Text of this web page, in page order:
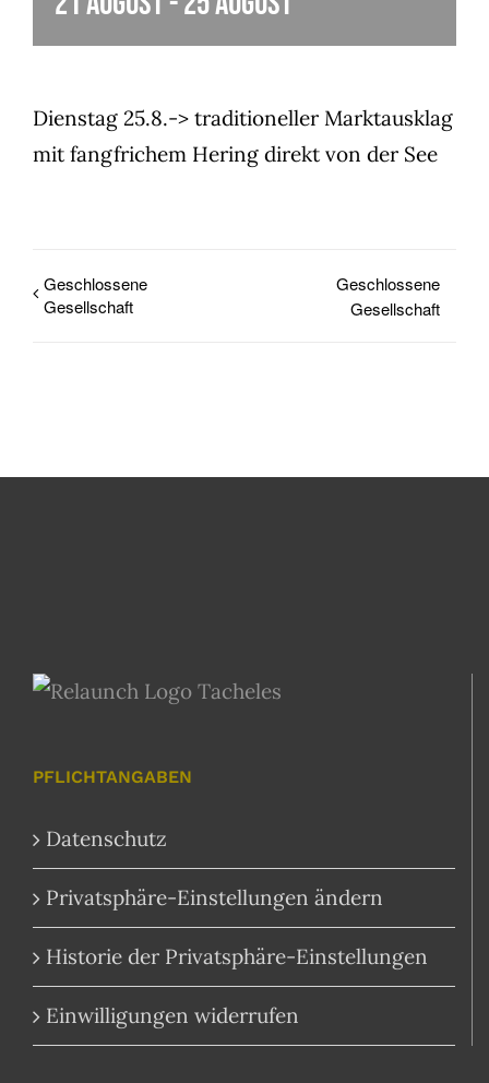
Dienstag 25.8.-> traditioneller Marktausklag
mit fangfrichem Hering direkt von der See
Geschlossene
Gesellschaft
Geschlossene
Gesellschaft
PFLICHTANGABEN
Datenschutz
Privatsphäre-Einstellungen ändern
Historie der Privatsphäre-Einstellungen
Einwilligungen widerrufen